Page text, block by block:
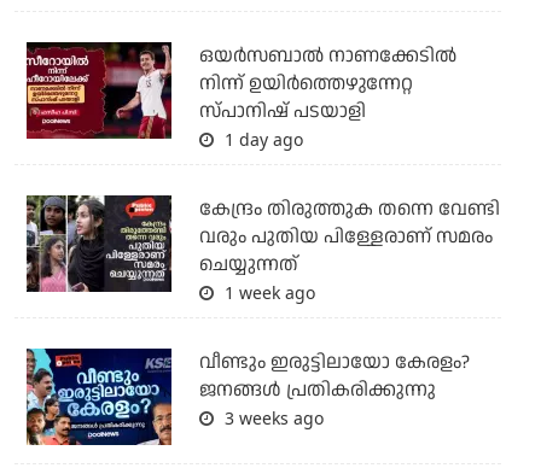
ഒയര്‍സബാൽ നാണക്കേടിൽ
നിന്ന് ഉയിർത്തെഴുന്നേറ്റ
സ്പാനിഷ് പടയാളി
1 day ago
കേന്ദ്രം തിരുത്തുക തന്നെ വേണ്ടി
വരും പുതിയ പിള്ളേരാണ് സമരം
ചെയ്യുന്നത്
1 week ago
വീണ്ടും ഇരുട്ടിലായോ കേരളം?
ജനങ്ങൾ പ്രതികരിക്കുന്നു
3 weeks ago